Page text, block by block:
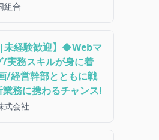
組合
|未経験歓迎】◆Webマ
/実務スキルが身に着
/経営幹部とともに戦
務に携わるチャンス!
式会社